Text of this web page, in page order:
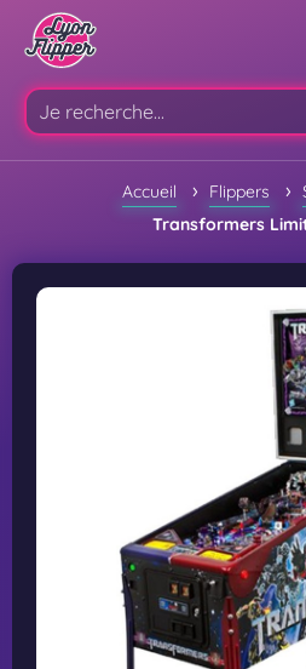
Accueil › Flippers ›
Transformers